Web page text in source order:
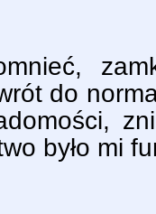
do
było mi